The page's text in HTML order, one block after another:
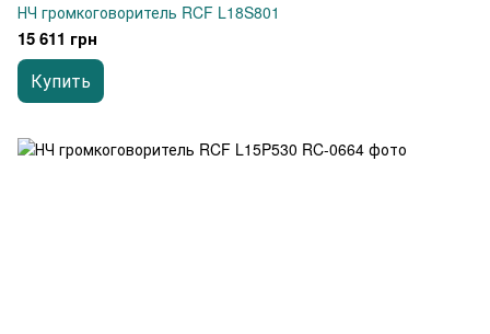
НЧ громкоговоритель RCF L18S801
15 611 грн
Купить